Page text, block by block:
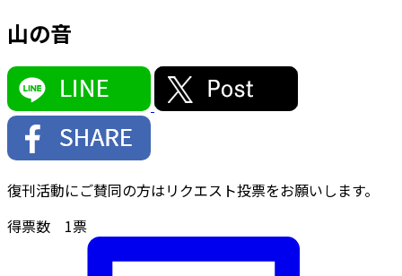
山の音
復刊活動にご賛同の方はリクエスト投票をお願いします。
得票数 1票